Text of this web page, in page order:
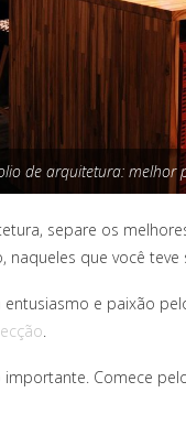
de arquitetura: melhor
separe os
que você teve
e paixão
.
Comece